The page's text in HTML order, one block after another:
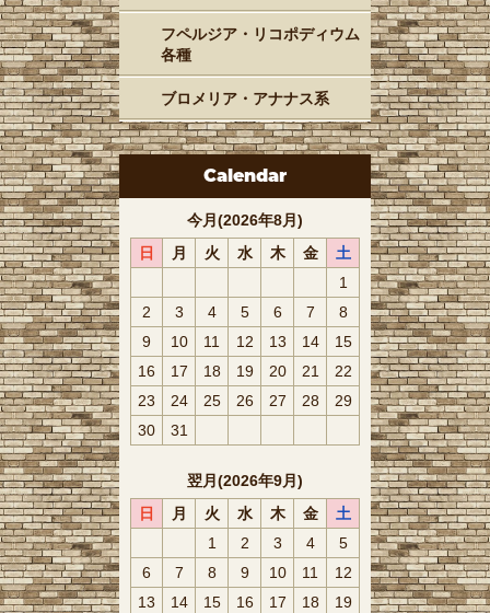
フペルジア・リコポディウム
各種
ブロメリア・アナナス系
Calendar
今月(2026年8月)
日
月 火 水 木 金
土
1
2
3 4 5 6 7
8
9
10 11 12 13 14
15
16
17 18 19 20 21
22
23
24 25 26 27 28
29
30
31
翌月(2026年9月)
日
月 火 水 木 金
土
1
2 3 4
5
6
7 8 9 10 11
12
13
14 15 16 17 18 19